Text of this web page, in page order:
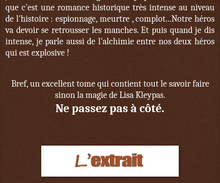
que c'est une romance historique très intense au niveau
de l'histoire : espionnage, meurtre , complot...Notre héros
va devoir se retrousser les manches. Et puis quand je dis
intense, je parle aussi de l'alchimie entre nos deux héros
qui est explosive !
Bref, un excellent tome qui contient tout le savoir faire
sinon la magie de Lisa Kleypas.
Ne passez pas à côté.